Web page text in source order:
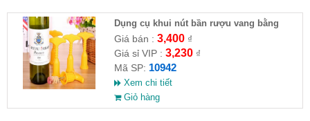
Dụng cụ khui nút bần rượu vang bằng
nhựa
Giá bán : 3,400₫
Giá sỉ VIP : 3,230₫
Mã SP: 10942
Xem chi tiết
Giỏ hàng